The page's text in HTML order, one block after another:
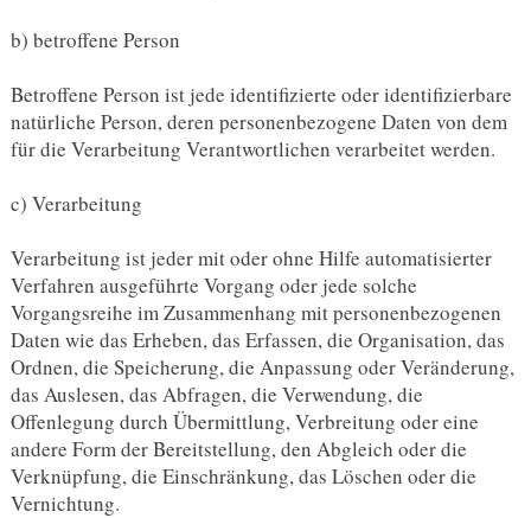
b) betroffene Person
Betroffene Person ist jede identifizierte oder identifizierbare
natürliche Person, deren personenbezogene Daten von dem
für die Verarbeitung Verantwortlichen verarbeitet werden.
c) Verarbeitung
Verarbeitung ist jeder mit oder ohne Hilfe automatisierter
Verfahren ausgeführte Vorgang oder jede solche
Vorgangsreihe im Zusammenhang mit personenbezogenen
Daten wie das Erheben, das Erfassen, die Organisation, das
Ordnen, die Speicherung, die Anpassung oder Veränderung,
das Auslesen, das Abfragen, die Verwendung, die
Offenlegung durch Übermittlung, Verbreitung oder eine
andere Form der Bereitstellung, den Abgleich oder die
Verknüpfung, die Einschränkung, das Löschen oder die
Vernichtung.